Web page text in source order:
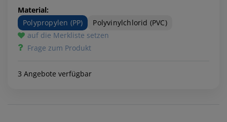
Material:
Polypropylen (PP)
Polyvinylchlorid (PVC)
auf die Merkliste setzen
Frage zum Produkt
3 Angebote verfügbar